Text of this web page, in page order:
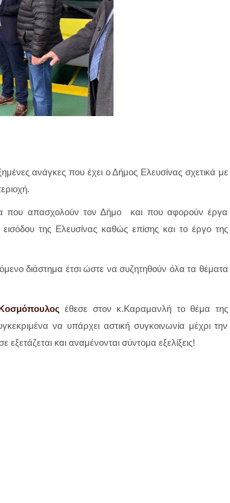
ανάγκες που έχει ο Δήμος Ελευσίνας σχετικά με
που απασχολούν τον Δήμο και που αφορούν έργα
της Ελευσίνας καθώς επίσης και το έργο της
διάστημα έτσι ώστε να συζητηθούν όλα τα θέματα
έθεσε στον κ.Καραμανλή το θέμα της
να υπάρχει αστική συγκοινωνία μέχρι την
και αναμένονται σύντομα εξελίξεις!